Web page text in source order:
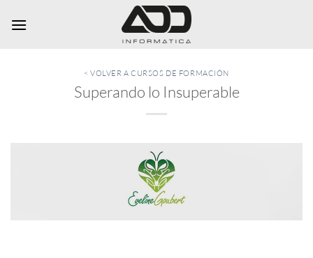
< VOLVER A CURSOS DE FORMACIÓN
Superando lo Insuperable